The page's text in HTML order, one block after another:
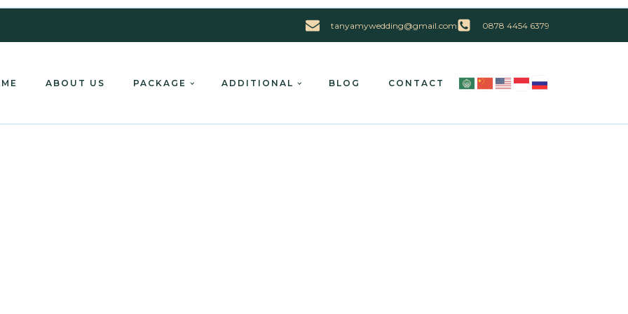
tanyamywedding@gmail.com 0878 4454 6379
ABOUT US PACKAGE ADDITIONAL BLOG CONTACT